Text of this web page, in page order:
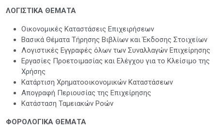
ΛΟΓΙΣΤΙΚΑ ΘΕΜΑΤΑ
Oικονομικές Καταστάσεις Επιχειρήσεων
Βασικά Θέματα Τήρησης Βιβλίων και Έκδοσης Στοιχείων
Λογιστικές Εγγραφές όλων των Συναλλαγών Επιχείρησης
Εργασίες Προετοιμασίας και Ελέγχου για το Κλείσιμο της
Χρήσης
Κατάρτιση Χρηματοοικονομικών Καταστάσεων
Απογραφή Περιουσίας της Επιχείρησης
Κατάσταση Ταμειακών Ροών
ΦΟΡΟΛΟΓΙΚΑ ΘΕΜΑΤΑ